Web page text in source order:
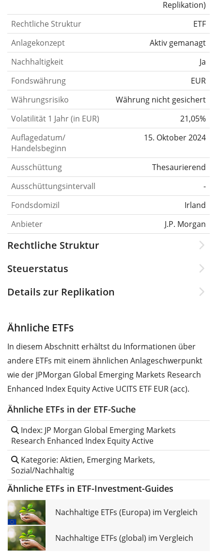
Replikation)
Rechtliche Struktur
ETF
Anlagekonzept
Aktiv gemanagt
Nachhaltigkeit
Ja
Fondswährung
EUR
Währungsrisiko
Währung nicht gesichert
Volatilität 1 Jahr (in EUR)
21,05%
Auflagedatum/
Handelsbeginn
15. Oktober 2024
Ausschüttung
Thesaurierend
Ausschüttungsintervall
-
Fondsdomizil
Irland
Anbieter
J.P. Morgan
Rechtliche Struktur
Steuerstatus
Details zur Replikation
Ähnliche ETFs
In diesem Abschnitt erhältst du Informationen über
andere ETFs mit einem ähnlichen Anlageschwerpunkt
wie der JPMorgan Global Emerging Markets Research
Enhanced Index Equity Active UCITS ETF EUR (acc).
Ähnliche ETFs in der ETF-Suche
Index: JP Morgan Global Emerging Markets
Research Enhanced Index Equity Active
Kategorie: Aktien, Emerging Markets,
Sozial/Nachhaltig
Ähnliche ETFs in ETF-Investment-Guides
Nachhaltige ETFs (Europa) im Vergleich
Nachhaltige ETFs (global) im Vergleich